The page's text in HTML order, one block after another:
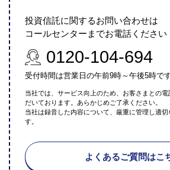
投資信託に関するお問い合わせは
コールセンターまでお電話ください
0120-104-694
受付時間は営業日の午前9時～午後5時で
当社では、サービス向上のため、お客さまとの
だいております。あらかじめご了承ください。
当社は録音した内容について、厳重に管理し適
す。
よくあるご質問はこ